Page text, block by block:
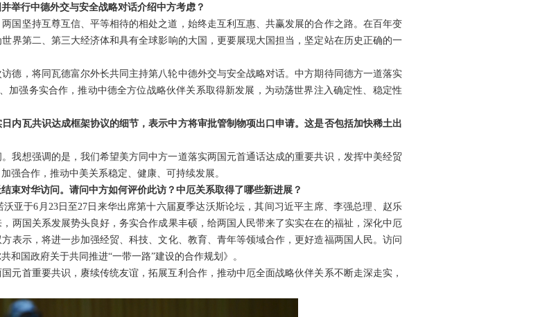
举行中德外交与安全战略对话介绍中方考虑？
国坚持互尊互信、平等相待的相处之道，始终走互利互惠、共赢发展的合作之路。在百年变
界第二、第三大经济体和具有全球影响的大国，更要展现大国担当，坚定站在历史正确的一
德，将同瓦德富尔外长共同主持第八轮中德外交与安全战略对话。中方期待同德方一道落实
加强务实合作，推动中德全方位战略伙伴关系取得新发展，为动荡世界注入确定性、稳定性
内瓦共识达成框架协议的细节，表示中方将审批管制物项出口申请。这是否包括加快稀土出
我想强调的是，我们希望美方同中方一道落实两国元首通话达成的重要共识，发挥中美经贸
强合作，推动中美关系稳定、健康、可持续发展。
束对华访问。请问中方如何评价此访？中厄关系取得了哪些新进展？
亚于6月23日至27日来华出席第十六届夏季达沃斯论坛，其间习近平主席、李强总理、赵乐
两国关系发展势头良好，务实合作成果丰硕，给两国人民带来了实实在在的福祉，深化中厄
表示，将进一步加强经贸、科技、文化、教育、青年等领域合作，更好造福两国人民。访问
和国政府关于共同推进“一带一路”建设的合作规划》。
元首重要共识，赓续传统友谊，拓展互利合作，推动中厄全面战略伙伴关系不断走深走实，